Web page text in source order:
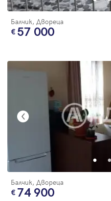
Балчик, Двореца
57 000
Балчик, Двореца
74 900